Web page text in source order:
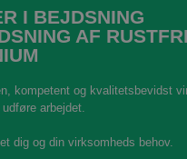
I BEJDSNING
AF
kompetent og kvalitetsbevidst
arbejdet.
dig og din virksomheds behov.